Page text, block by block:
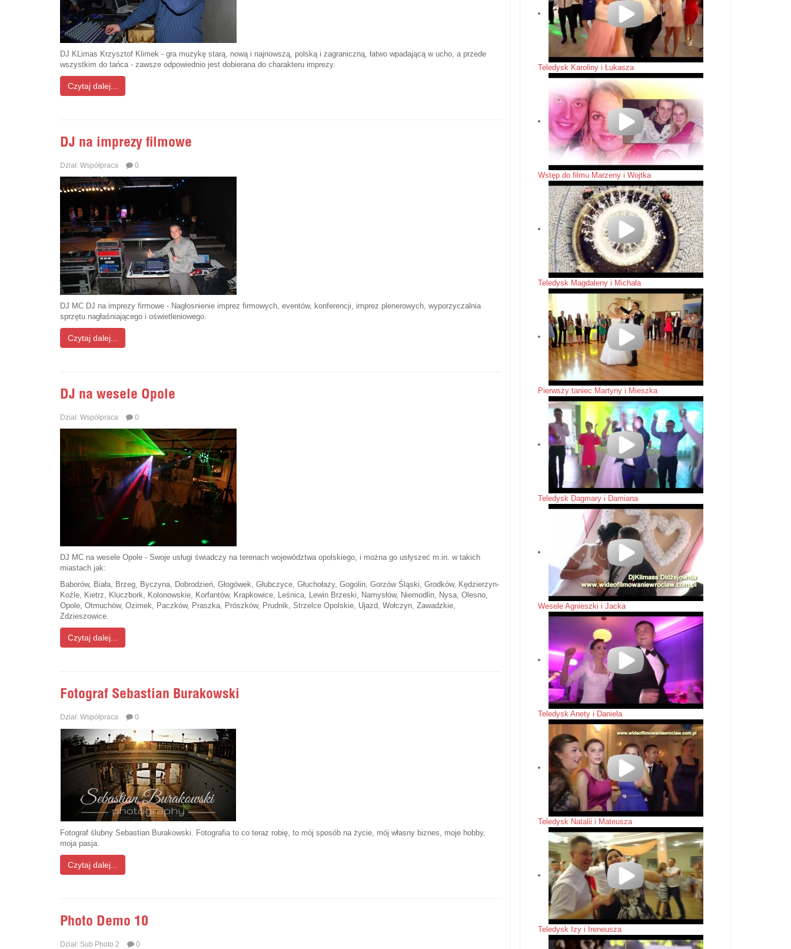
DJ KLimas Krzysztof Klimek - gra muzykę starą, nową i najnowszą, polską i zagraniczną, łatwo wpadającą w ucho, a przede
wszystkim do tańca - zawsze odpowiednio jest dobierana do charakteru imprezy.
Czytaj dalej...
DJ na imprezy filmowe
Dział: Współpraca 0
DJ MC DJ na imprezy firmowe - Nagłosnienie imprez firmowych, eventów, konferencji, imprez plenerowych, wyporzyczalnia
sprzętu nagłaśniającego i oświetleniowego.
Czytaj dalej...
DJ na wesele Opole
Dział: Współpraca 0
DJ MC na wesele Opole - Swoje usługi świadczy na terenach województwa opolskiego, i można go usłyszeć m.in. w takich
miastach jak:
Baborów, Biała, Brzeg, Byczyna, Dobrodzień, Głogówek, Głubczyce, Głuchołazy, Gogolin, Gorzów Śląski, Grodków, Kędzierzyn-
Koźle, Kietrz, Kluczbork, Kolonowskie, Korfantów, Krapkowice, Leśnica, Lewin Brzeski, Namysłów, Niemodlin, Nysa, Olesno,
Opole, Otmuchów, Ozimek, Paczków, Praszka, Prószków, Prudnik, Strzelce Opolskie, Ujazd, Wołczyn, Zawadzkie,
Zdzieszowice.
Czytaj dalej...
Fotograf Sebastian Burakowski
Dział: Współpraca 0
Fotograf ślubny Sebastian Burakowski. Fotografia to co teraz robię, to mój sposób na życie, mój własny biznes, moje hobby,
moja pasja.
Czytaj dalej...
Photo Demo 10
Dział: Sub Photo 2 0
Teledysk Karoliny i Łukasza
Wstęp do filmu Marzeny i Wojtka
Teledysk Magdaleny i Michała
Pierwszy taniec Martyny i Mieszka
Teledysk Dagmary i Damiana
Wesele Agnieszki i Jacka
Teledysk Anety i Daniela
Teledysk Natalii i Mateusza
Teledysk Izy i Ireneusza